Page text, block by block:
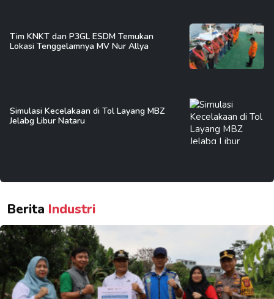
Tim KNKT dan P3GL ESDM Temukan
Lokasi Tenggelamnya MV Nur Allya
Simulasi Kecelakaan di Tol Layang MBZ
Jelabg Libur Nataru
Berita Industri